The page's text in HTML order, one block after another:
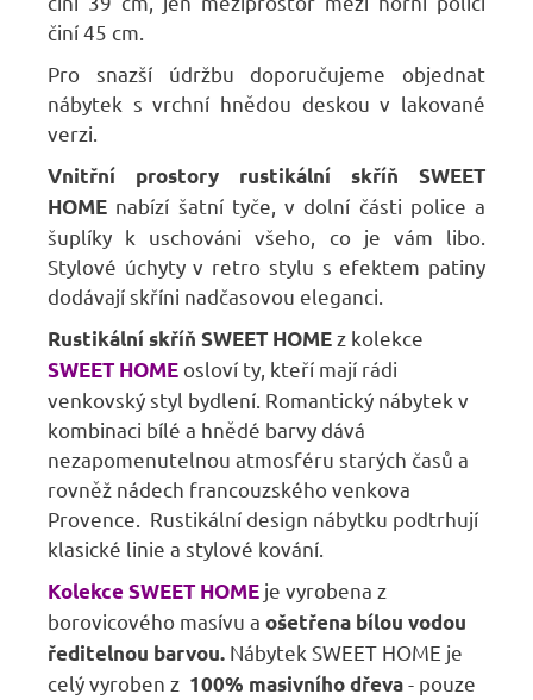
činí 45 cm.
Pro snazší údržbu doporučujeme objednat
nábytek s vrchní hnědou deskou v lakované
verzi.
Vnitřní prostory rustikální skříň SWEET
HOME nabízí šatní tyče, v dolní části police a
šuplíky k uschováni všeho, co je vám libo.
Stylové úchyty v retro stylu s efektem patiny
dodávají skříni nadčasovou eleganci.
Rustikální skříň SWEET HOMEz kolekce
SWEET HOMEosloví ty, kteří mají rádi
venkovský styl bydlení. Romantický nábytek v
kombinaci bílé a hnědé barvy dává
nezapomenutelnou atmosféru starých časů a
rovněž nádech francouzského venkova
Provence. Rustikální design nábytku podtrhují
klasické linie a stylové kování.
Kolekce SWEET HOME je vyrobena z
borovicového masívu a ošetřena bílou vodou
ředitelnou barvou. Nábytek SWEET HOME je
celý vyroben z 100% masivního dřeva- pouze